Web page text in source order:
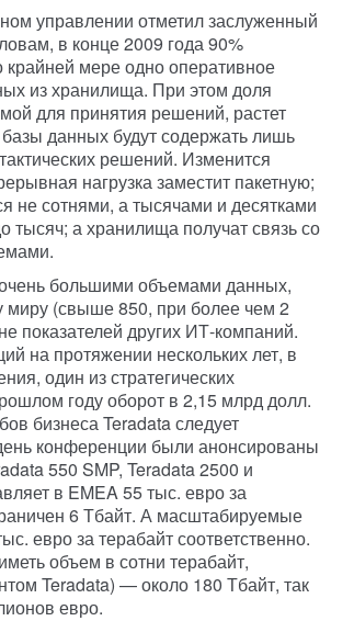
управлении отметил заслуженный
в конце 2009 года 90%
крайней мере одно оперативное
из хранилища. При этом доля
для принятия решений, растет
данных будут содержать лишь
решений. Изменится
нагрузка заместит пакетную;
не сотнями, а тысячами и десятками
тысяч; а хранилища получат связь со
большими объемами данных,
миру (свыше 850, при более чем 2
показателей других ИТ-компаний.
на протяжении нескольких лет, в
один из стратегических
году оборот в 2,15 млрд долл.
бизнеса Teradata следует
конференции были анонсированы
550 SMP, Teradata 2500 и
в EMEA 55 тыс. евро за
6 Тбайт. А масштабируемые
евро за терабайт соответственно.
объем в сотни терабайт,
Teradata) — около 180 Тбайт, так
евро.